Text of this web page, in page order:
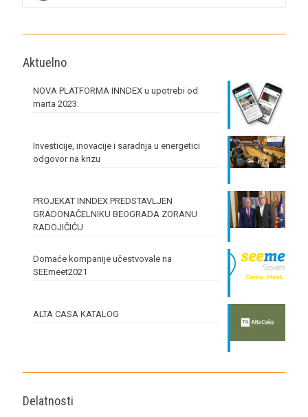
Aktuelno
NOVA PLATFORMA INNDEX u upotrebi od
marta 2023.
Investicije, inovacije i saradnja u energetici
odgovor na krizu
PROJEKAT INNDEX PREDSTAVLJEN
GRADONAČELNIKU BEOGRADA ZORANU
RADOJIČIĆU
Domaće kompanije učestvovale na
SEEmeet2021
ALTA CASA KATALOG
Delatnosti